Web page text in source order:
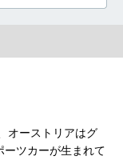
オーストリアはグ
ーツカーが生まれて